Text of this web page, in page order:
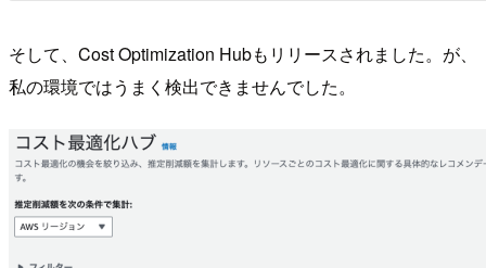
そして、Cost Optimization Hubもリリースされました。が、
私の環境ではうまく検出できませんでした。